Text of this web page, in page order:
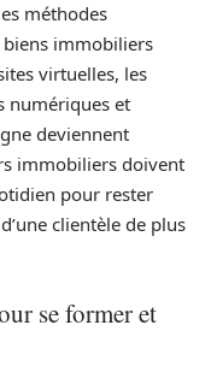
méthodes
biens immobiliers
virtuelles, les
numériques et
deviennent
immobiliers doivent
pour rester
clientèle de plus
se former et